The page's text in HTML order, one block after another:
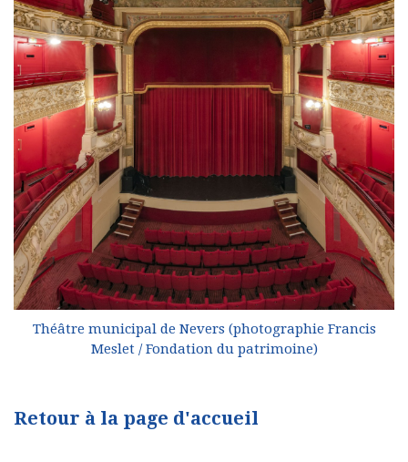
Théâtre municipal de Nevers (photographie Francis
Meslet / Fondation du patrimoine)
Retour à la page d'accueil